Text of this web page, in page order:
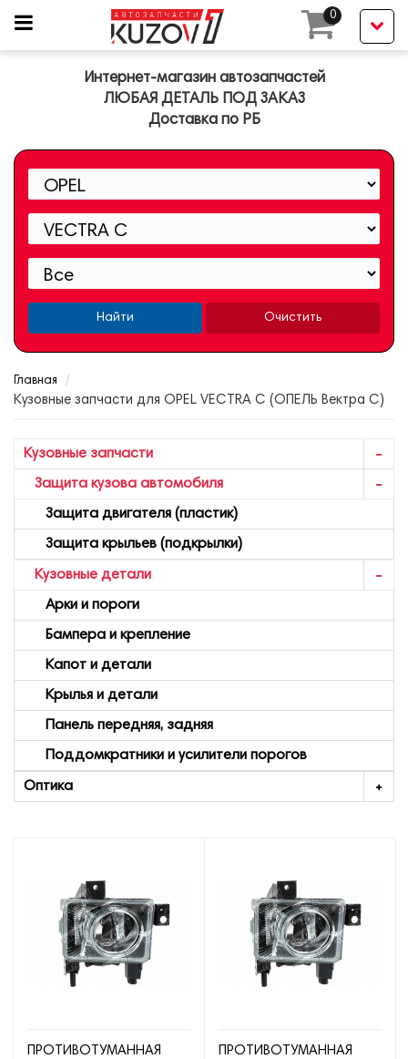
0
Интернет-магазин автозапчастей
ЛЮБАЯ ДЕТАЛЬ ПОД ЗАКАЗ
Доставка по РБ
Найти Очистить
Главная
Кузовные запчасти для OPEL VECTRA C (ОПЕЛЬ Вектра С)
Кузовные запчасти
Защита кузова автомобиля
Защита двигателя (пластик)
Защита крыльев (подкрылки)
Кузовные детали
Арки и пороги
Бампера и крепление
Капот и детали
Крылья и детали
Панель передняя, задняя
Поддомкратники и усилители порогов
Оптика
ПРОТИВОТУМАННАЯ
ПРОТИВОТУМАННАЯ